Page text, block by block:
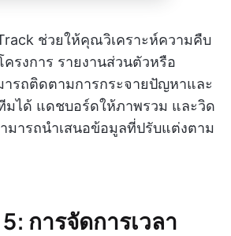
ช่วยให้คุณวิเคราะห์ความคืบ
รงการ รายงานส่วนตัวหรือ
ารถติดตามการกระจายปัญหาและ
มได้ แดชบอร์ดให้ภาพรวม และวิด
มารถนำเสนอข้อมูลที่ปรับแต่งตาม
การจัดการเวลา